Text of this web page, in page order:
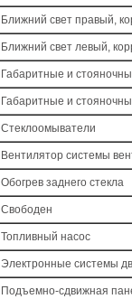
Ближний свет правый,
Ближний свет левый,
Габаритные и
Габаритные и
Стеклоомыватели
Вентилятор системы
Обогрев заднего стекла
Свободен
Топливный насос
Электронные системы
Подъемно-сдвижная